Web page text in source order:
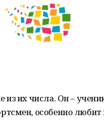
их числа. Он –
особенно любит